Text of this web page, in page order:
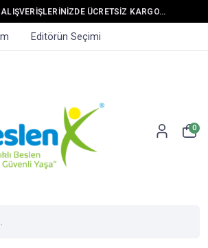
ÜCRETSİZ KARGO...
Editörün Seçimi
0